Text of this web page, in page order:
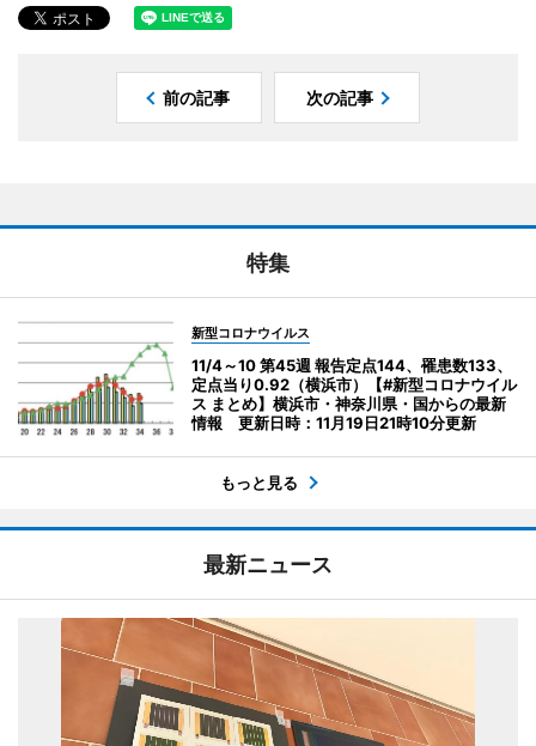
前の記事 次の記事
特集
新型コロナウイルス
11/4～10 第45週 報告定点144、罹患数133、
定点当り0.92（横浜市）【#新型コロナウイル
ス まとめ】横浜市・神奈川県・国からの最新
情報 更新日時：11月19日21時10分更新
もっと見る
最新ニュース